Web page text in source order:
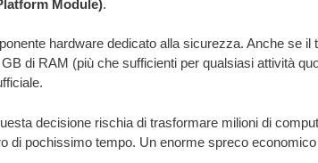
Module).
hardware dedicato alla sicurezza. Anche se
di RAM (più che sufficienti per qualsiasi attività
decisione rischia di trasformare milioni di
di pochissimo tempo. Un enorme spreco